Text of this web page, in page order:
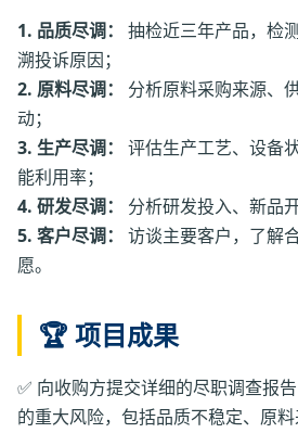
1. 品质尽调：
抽检近三年产品，检
溯投诉原因；
2. 原料尽调：
分析原料采购来源、
动；
3. 生产尽调：
评估生产工艺、设备
能利用率；
4. 研发尽调：
分析研发投入、新品
5. 客户尽调：
访谈主要客户，了解
愿。
🏆 项目成果
✅ 向收购方提交详细的尽职调查报
的重大风险，包括品质不稳定、原